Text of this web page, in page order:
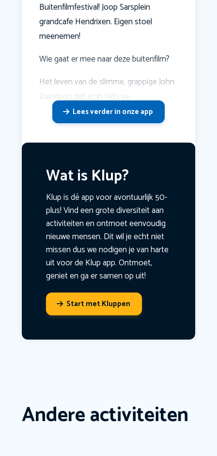
Buitenfilmfestival! Joop Sarsplein
grandcafe Hendrixen. Eigen stoel
meenemen!
Wie gaat er mee naar deze buitenfilm?
Het leven van de slimme, grappige John
Davidson ziet er in 1983 ve
Lees verder in onze app
Wat is Klup?
Klup is dé app voor avontuurlijk 50-
plus! Vind een grote diversiteit aan
activiteiten en ontmoet eenvoudig
nieuwe mensen. Dit wil je echt niet
missen dus we nodigen je van harte
uit voor de Klup app. Ontmoet,
geniet en ga er samen op uit!
Start met Kluppen
Andere activiteiten